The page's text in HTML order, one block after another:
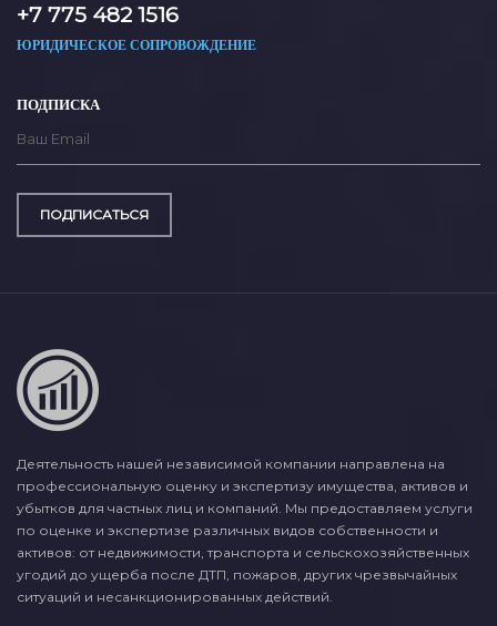
+7 775 482 1516
ЮРИДИЧЕСКОЕ СОПРОВОЖДЕНИЕ
ПОДПИСКА
ПОДПИСАТЬСЯ
Деятельность нашей независимой компании направлена на
профессиональную оценку и экспертизу имущества, активов и
убытков для частных лиц и компаний. Мы предоставляем услуги
по оценке и экспертизе различных видов собственности и
активов: от недвижимости, транспорта и сельскохозяйственных
угодий до ущерба после ДТП, пожаров, других чрезвычайных
ситуаций и несанкционированных действий.